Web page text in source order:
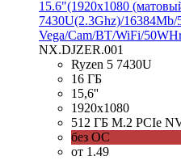
15.6"(1920x1080
7430U(2.3Ghz)/
Vega/Cam/BT/WiFi/
NX.DJZER.001
Ryzen 5 7430U
16 ГБ
15,6''
1920x1080
512 ГБ M.2 PCIe
без ОС
от 1.49